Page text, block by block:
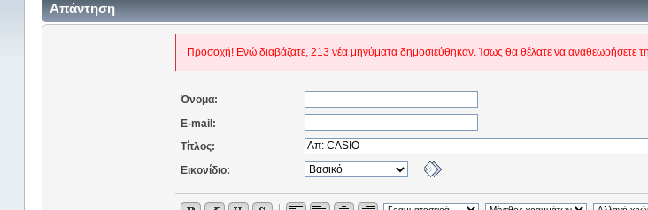
Απάντηση
Προσοχή! Ενώ διαβάζατε, 213 νέα μηνύματα δημοσιεύθηκαν. Ίσως θα θέλατε να αναθεωρήσετε
Όνομα:
E-mail:
Τίτλος:
Εικονίδιο: